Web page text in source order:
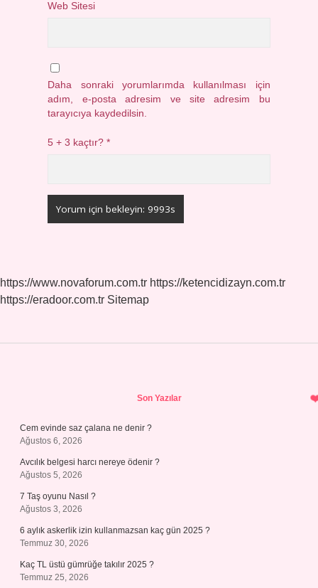
Web Sitesi
Daha sonraki yorumlarımda kullanılması için
adım, e-posta adresim ve site adresim bu
tarayıcıya kaydedilsin.
5 + 3 kaçtır?*
https://www.novaforum.com.tr https://ketencidizayn.com.tr
https://eradoor.com.tr Sitemap
Son Yazılar
Cem evinde saz çalana ne denir ?
Ağustos 6, 2026
Avcılık belgesi harcı nereye ödenir ?
Ağustos 5, 2026
7 Taş oyunu Nasıl ?
Ağustos 3, 2026
6 aylık askerlik izin kullanmazsan kaç gün 2025 ?
Temmuz 30, 2026
Kaç TL üstü gümrüğe takılır 2025 ?
Temmuz 25, 2026